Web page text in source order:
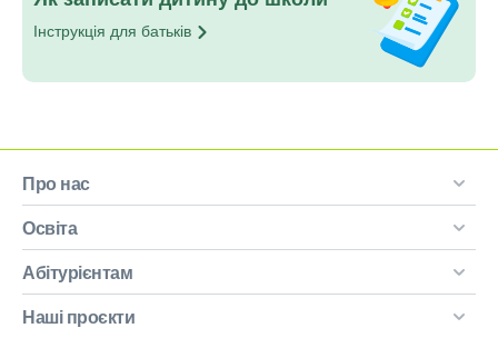
Інструкція для батьків
Про нас
Освіта
Абітурієнтам
Наші проєкти